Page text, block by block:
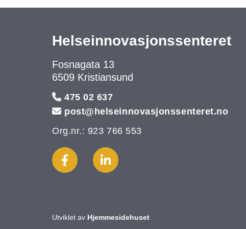
Helseinnovasjonssenteret
Fosnagata 13
6509 Kristiansund
 475 02 637
 post@helseinnovasjonssenteret.no
Org.nr.: 923 766 553
Utviklet av Hjemmesidehuset